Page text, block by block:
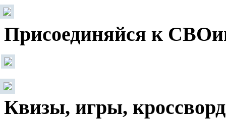
Присоединяйся к
Квизы, игры,